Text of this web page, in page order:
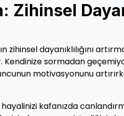
Zihinsel
zihinsel dayanıklılığını
Kendinize sormadan
motivasyonunu
kafanızda